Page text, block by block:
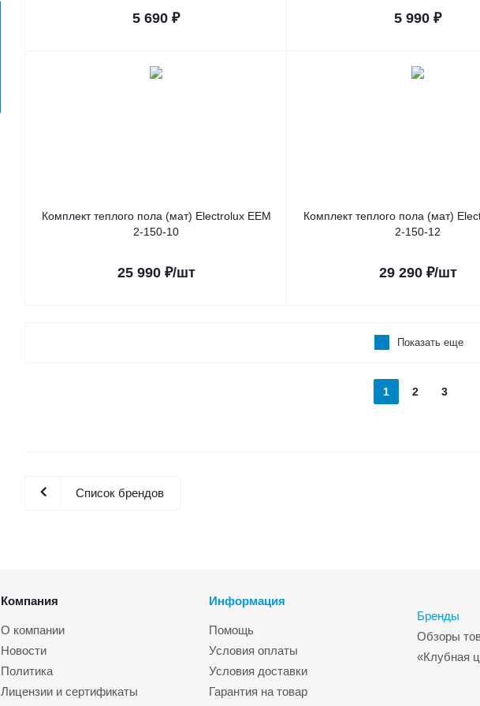
5 690 ₽ 5 990 ₽
Комплект теплого пола (мат) Electrolux EEM
2-150-10
25 990₽/шт
Комплект теплого пола (мат)
2-150-12
29 290₽/шт
Показать еще
1 2 3
Список брендов
Компания
О компании
Новости
Политика
Лицензии и сертификаты
Информация
Помощь
Условия оплаты
Условия доставки
Гарантия на товар
Бренды
Обзоры
«Клубная